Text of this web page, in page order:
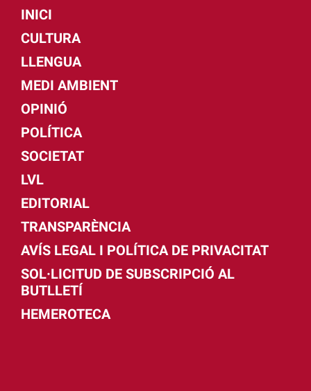
INICI
CULTURA
LLENGUA
MEDI AMBIENT
OPINIÓ
POLÍTICA
SOCIETAT
LVL
EDITORIAL
TRANSPARÈNCIA
AVÍS LEGAL I POLÍTICA DE PRIVACITAT
SOL·LICITUD DE SUBSCRIPCIÓ AL
BUTLLETÍ
HEMEROTECA